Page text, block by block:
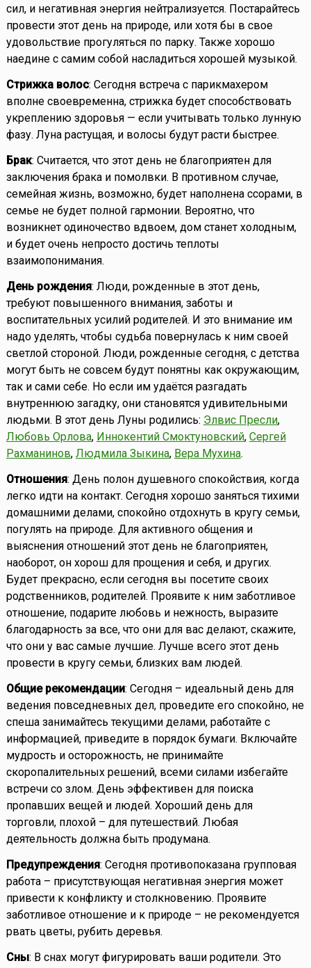
сил, и негативная энергия нейтрализуется. Постарайтесь
провести этот день на природе, или хотя бы в свое
удовольствие прогуляться по парку. Также хорошо
наедине с самим собой насладиться хорошей музыкой.
Стрижка волос: Сегодня встреча с парикмахером
вполне своевременна, стрижка будет способствовать
укреплению здоровья — если учитывать только лунную
фазу. Луна растущая, и волосы будут расти быстрее.
Брак: Считается, что этот день не благоприятен для
заключения брака и помолвки. В противном случае,
семейная жизнь, возможно, будет наполнена ссорами, в
семье не будет полной гармонии. Вероятно, что
возникнет одиночество вдвоем, дом станет холодным,
и будет очень непросто достичь теплоты
взаимопонимания.
День рождения: Люди, рожденные в этот день,
требуют повышенного внимания, заботы и
воспитательных усилий родителей. И это внимание им
надо уделять, чтобы судьба повернулась к ним своей
светлой стороной. Люди, рожденные сегодня, с детства
могут быть не совсем будут понятны как окружающим,
так и сами себе. Но если им удаётся разгадать
внутреннюю загадку, они становятся удивительными
людьми. В этот день Луны родились: Элвис Пресли,
Любовь Орлова, Иннокентий Смоктуновский, Сергей
Рахманинов, Людмила Зыкина, Вера Мухина.
Отношения: День полон душевного спокойствия, когда
легко идти на контакт. Сегодня хорошо заняться тихими
домашними делами, спокойно отдохнуть в кругу семьи,
погулять на природе. Для активного общения и
выяснения отношений этот день не благоприятен,
наоборот, он хорош для прощения и себя, и других.
Будет прекрасно, если сегодня вы посетите своих
родственников, родителей. Проявите к ним заботливое
отношение, подарите любовь и нежность, выразите
благодарность за все, что они для вас делают, скажите,
что они у вас самые лучшие. Лучше всего этот день
провести в кругу семьи, близких вам людей.
Общие рекомендации: Сегодня – идеальный день для
ведения повседневных дел, проведите его спокойно, не
спеша занимайтесь текущими делами, работайте с
информацией, приведите в порядок бумаги. Включайте
мудрость и осторожность, не принимайте
скоропалительных решений, всеми силами избегайте
встречи со злом. День эффективен для поиска
пропавших вещей и людей. Хороший день для
торговли, плохой – для путешествий. Любая
деятельность должна быть продумана.
Предупреждения: Сегодня противопоказана групповая
работа – присутствующая негативная энергия может
привести к конфликту и столкновению. Проявите
заботливое отношение и к природе – не рекомендуется
рвать цветы, рубить деревья.
Сны: В снах могут фигурировать ваши родители. Это